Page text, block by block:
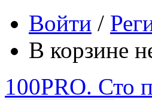
Войти /
В корзине
100PRO. Сто